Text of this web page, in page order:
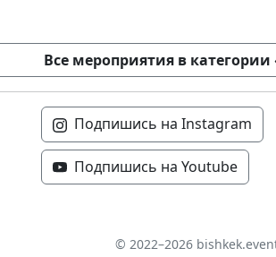
Все мероприятия в категории
Подпишись на Instagram
Подпишись на Youtube
© 2022–2026